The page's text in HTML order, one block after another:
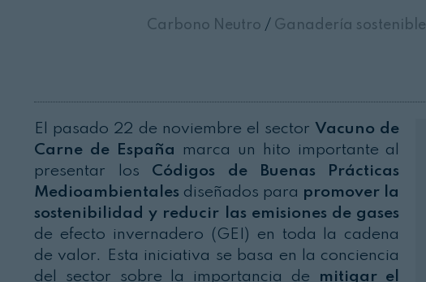
Carbono Neutro / Ganadería sostenible
El pasado 22 de noviembre el sector Vacuno de
Carne de España marca un hito importante al
presentar los Códigos de Buenas Prácticas
Medioambientales diseñados para promover la
sostenibilidad y reducir las emisiones de gases
de efecto invernadero (GEI) en toda la cadena
de valor. Esta iniciativa se basa en la conciencia
del sector sobre la importancia de
mitigar el